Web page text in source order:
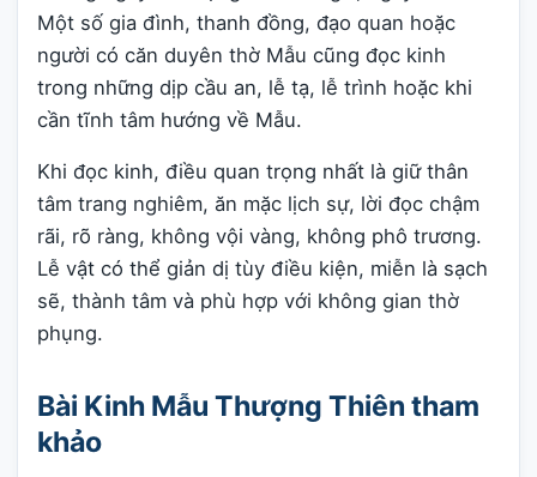
Một số gia đình, thanh đồng, đạo quan hoặc
người có căn duyên thờ Mẫu cũng đọc kinh
trong những dịp cầu an, lễ tạ, lễ trình hoặc khi
cần tĩnh tâm hướng về Mẫu.
Khi đọc kinh, điều quan trọng nhất là giữ thân
tâm trang nghiêm, ăn mặc lịch sự, lời đọc chậm
rãi, rõ ràng, không vội vàng, không phô trương.
Lễ vật có thể giản dị tùy điều kiện, miễn là sạch
sẽ, thành tâm và phù hợp với không gian thờ
phụng.
Bài Kinh Mẫu Thượng Thiên tham
khảo